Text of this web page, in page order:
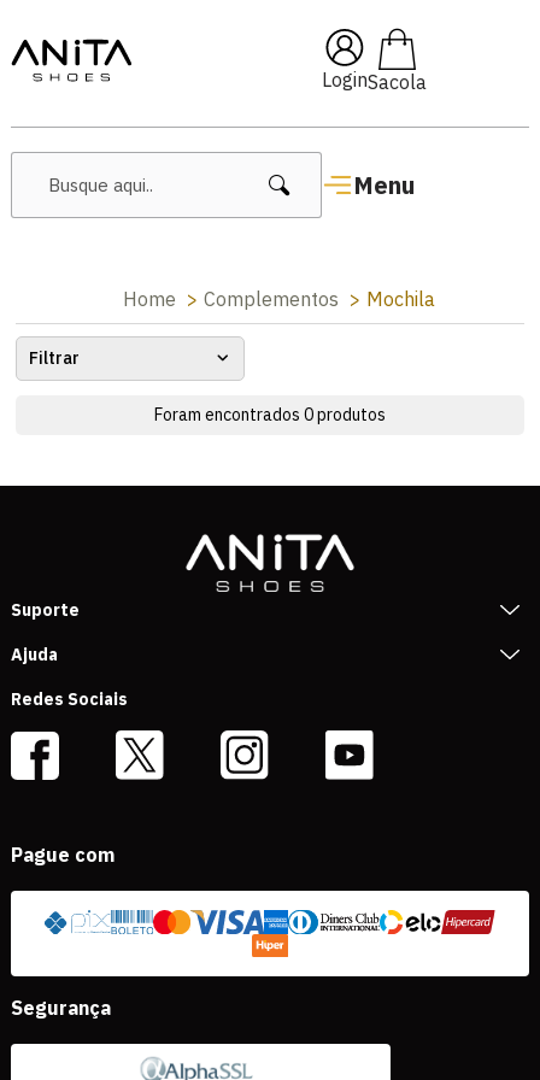
Login
Menu
🔥 Lançamentos Femininos
Home Complementos Mochila
Filtrar
Foram encontrados 0produtos
Suporte
Ajuda
Redes Sociais
Pague com
Segurança